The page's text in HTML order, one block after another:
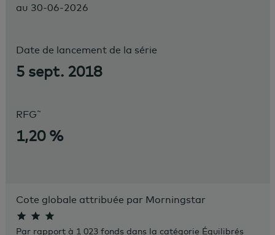
au 30-06-2026
Date de lancement de la série
5 sept. 2018
RFG~
1,20 %
Cote globale attribuée par Morningstar
Par rapport à 1 023 fonds dans la catégorie Équilibrés